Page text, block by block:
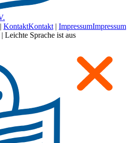
| KontaktKontakt | ImpressumImpressum
| Leichte Sprache ist aus